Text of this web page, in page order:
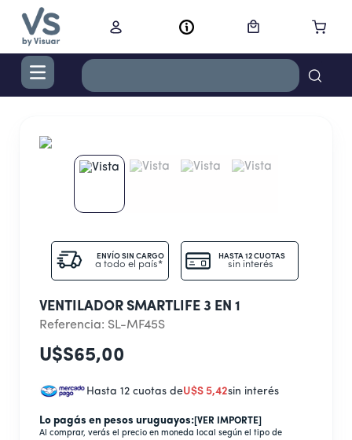
ENVÍO SIN CARGO
a todo el país*
HASTA 12 CUOTAS
sin interés
VENTILADOR SMARTLIFE 3 EN 1
Referencia: SL-MF45S
U$S65,00
Hasta 12 cuotas deU$S 5,42sin interés
Lo pagás en pesos uruguayos:[VER IMPORTE]
Al comprar, verás el precio en moneda local según el tipo de
termo bremen 1,2 l ac inox
campana
5.
aire acondicionado inverter
6.
cortacabello
7.
secador
8.
secarropas
9.
nestle